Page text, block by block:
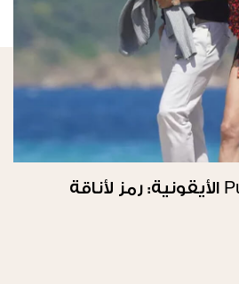
أسرار طبعات Pucci الأيقونية: رمز لأناقة